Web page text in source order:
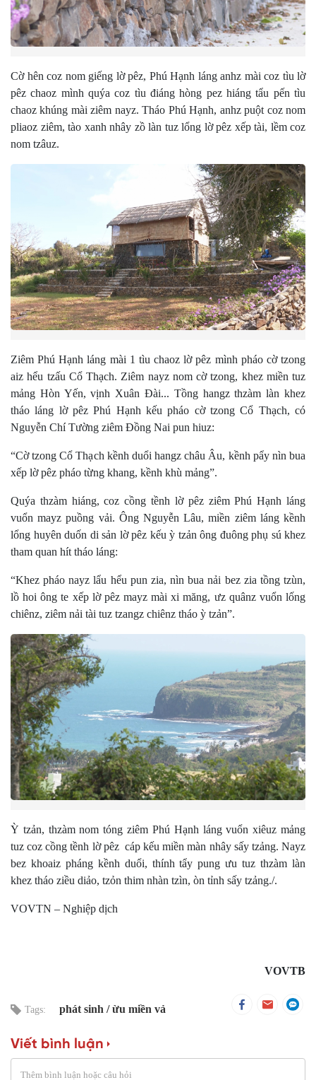
Cờ hên coz nom giếng lờ pêz, Phú Hạnh láng anhz mài coz tìu lờ
pêz chaoz mình quýa coz tìu điáng hòng pez hiáng tẩu pến tìu
chaoz khúng mài ziêm nayz. Tháo Phú Hạnh, anhz puột coz nom
pliaoz ziêm, tào xanh nhây zồ làn tuz lổng lờ pêz xếp tài, lềm coz
nom tzâuz.
Ziêm Phú Hạnh láng mài 1 tìu chaoz lờ pêz mình pháo cờ tzong
aiz hểu tzấu Cổ Thạch. Ziêm nayz nom cờ tzong, khez miền tuz
mảng Hòn Yến, vịnh Xuân Đài... Tồng hangz thzàm làn khez
tháo láng lờ pêz Phú Hạnh kếu pháo cờ tzong Cổ Thạch, có
Nguyễn Chí Tường ziêm Đồng Nai pun hiuz:
“Cờ tzong Cổ Thạch kềnh duổi hangz châu Âu, kềnh pẩy nìn bua
xếp lờ pêz pháo từng khang, kềnh khù mảng”.
Quýa thzàm hiáng, coz cồng tềnh lờ pêz ziêm Phú Hạnh láng
vuổn mayz puồng vải. Ông Nguyễn Lâu, miền ziêm láng kềnh
lổng huyên duốn di sản lờ pêz kếu ỳ tzản ông đuông phụ sú khez
tham quan hít tháo láng:
“Khez pháo nayz lẩu hểu pun zia, nìn bua nải bez zia tồng tzùn,
lồ hoi ông te xếp lờ pêz mayz mài xi măng, ưz quânz vuổn lống
chiênz, ziêm nải tài tuz tzangz chiênz tháo ỳ tzản”.
Ỳ tzản, thzàm nom tóng ziêm Phú Hạnh láng vuổn xiêuz mảng
tuz coz cồng tềnh lờ pêz cáp kếu miền màn nhây sấy tzảng. Nayz
bez khoaiz pháng kềnh duổi, thính tẩy pung ưu tuz thzàm làn
khez tháo ziều diảo, tzỏn thim nhàn tzìn, òn tỉnh sấy tzảng./.
VOVTN – Nghiệp dịch
VOVTB
Tags: phát sinh ừu miền vả
Viết bình luận